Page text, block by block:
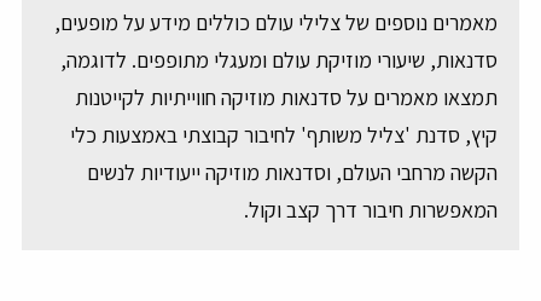
מאמרים נוספים של צלילי עולם כוללים מידע על מופעים,
סדנאות, שיעורי מוזיקת עולם ומעגלי מתופפים. לדוגמה,
תמצאו מאמרים על סדנאות מוזיקה חווייתיות לקייטנות
קיץ, סדנת 'צליל משותף' לחיבור קבוצתי באמצעות כלי
הקשה מרחבי העולם, וסדנאות מוזיקה ייעודיות לנשים
המאפשרות חיבור דרך קצב וקול.